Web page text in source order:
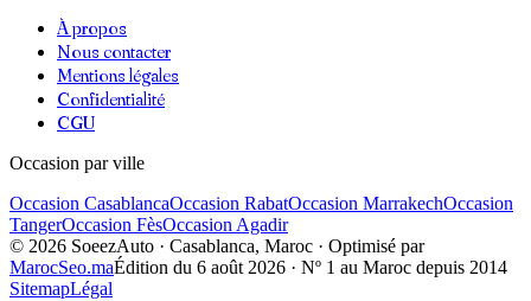
À propos
Nous contacter
Mentions légales
Confidentialité
CGU
Occasion par ville
Occasion CasablancaOccasion RabatOccasion MarrakechOccasion
TangerOccasion FèsOccasion Agadir
© 2026 SoeezAuto · Casablanca, Maroc · Optimisé par
MarocSeo.maÉdition du 6 août 2026 · Nº 1 au Maroc depuis 2014
SitemapLégal